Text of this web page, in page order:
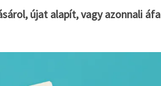
újat alapít, vagy azonnali áfa